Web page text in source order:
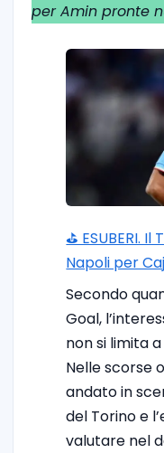
per Amin pronte
⛳ ESUBERI.
Napoli per
Secondo
Goal,
non si limita
Nelle scorse
andato in
del Torino e
valutare nel